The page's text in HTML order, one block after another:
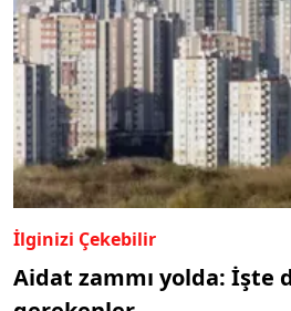
İlginizi Çekebilir
Aidat zammı yolda: İşte